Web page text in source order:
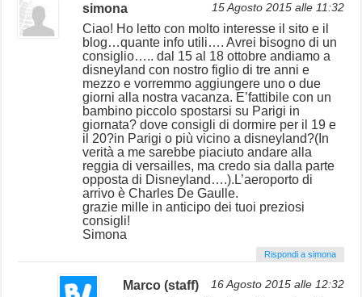
simona 15 Agosto 2015 alle 11:32
Ciao! Ho letto con molto interesse il sito e il
blog…quante info utili…. Avrei bisogno di un
consiglio….. dal 15 al 18 ottobre andiamo a
disneyland con nostro figlio di tre anni e
mezzo e vorremmo aggiungere uno o due
giorni alla nostra vacanza. E’fattibile con un
bambino piccolo spostarsi su Parigi in
giornata? dove consigli di dormire per il 19 e
il 20?in Parigi o più vicino a disneyland?(In
verità a me sarebbe piaciuto andare alla
reggia di versailles, ma credo sia dalla parte
opposta di Disneyland….).L’aeroporto di
arrivo è Charles De Gaulle.
grazie mille in anticipo dei tuoi preziosi
consigli!
Simona
Rispondi a simona
Marco (staff) 16 Agosto 2015 alle 12:32